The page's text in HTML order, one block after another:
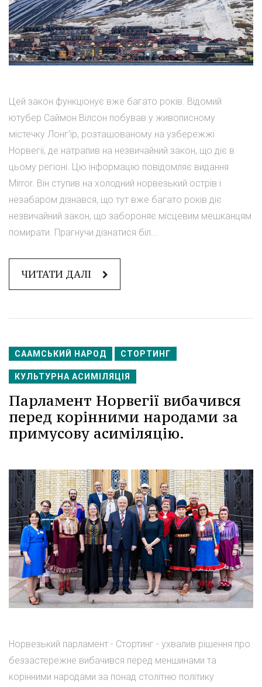
Цей закон функціонує вже багато років. Відомий
ютубер Саймон Вілсон побував у живописному
містечку Лонг'їр, розташованому на узбережжі
Норвегії, де натрапив на незвичайний закон, що діє в
цьому регіоні. Цю інформацію повідомляє видання
Mirror. Він ступив на холодний норвезький острів і
незабаром дізнався, що тут вже багато років діє
незвичайний закон, що забороняє місцевим мешканцям
помирати. Прагнучи дізнатися біл...
ЧИТАТИ ДАЛІ
СААМСЬКИЙ НАРОД СТОРТИНГ
КУЛЬТУРНА АСИМІЛЯЦІЯ
Парламент Норвегії вибачився
перед корінними народами за
примусову асиміляцію.
Норвезький парламент - Стортинг - ухвалив рішення про
беззастережне вибачився перед меншинами та
корінними народами за понад столітню політику